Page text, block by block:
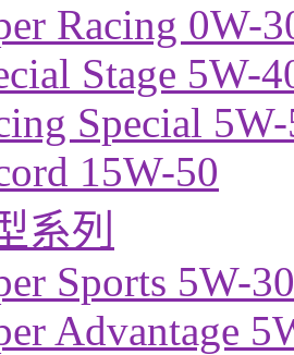
Racing 0W-
Stage 5W-
Special
15W-50
系列
Sports 5W-30
Advantage